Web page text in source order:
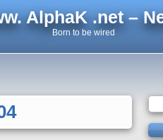
AlphaK .net –
Born to be wired